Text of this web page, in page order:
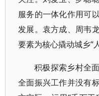
服务的一体化作用可
发展。袁方成、周韦
要素为核心撬动城乡“
积极探索乡村全
全面振兴工作并没有